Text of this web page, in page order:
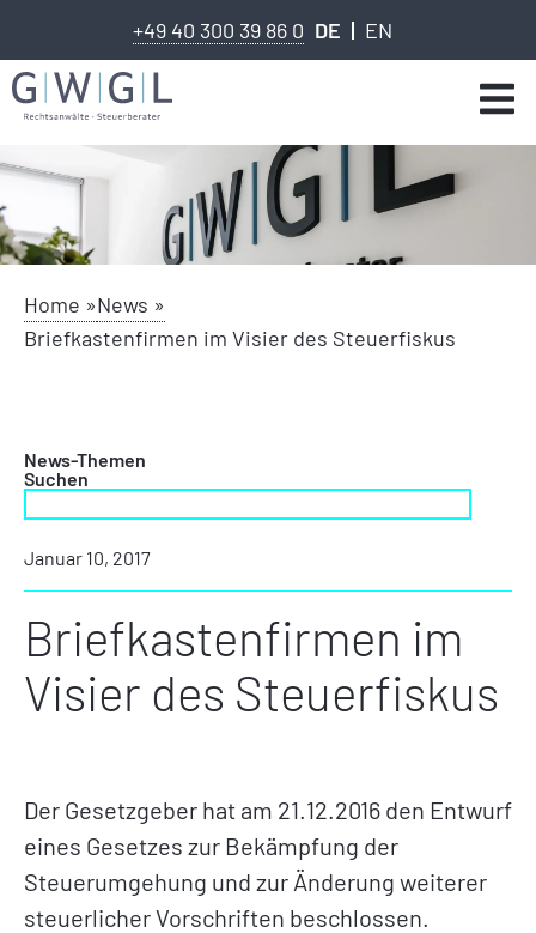
+49 40 300 39 86 0 DE EN
Home »News »
Briefkastenfirmen im Visier des Steuerfiskus
News-Themen
Suchen
Januar 10, 2017
Briefkastenfirmen im
Visier des Steuerfiskus
Der Gesetzgeber hat am 21.12.2016 den Entwurf
eines Gesetzes zur Bekämpfung der
Steuerumgehung und zur Änderung weiterer
steuerlicher Vorschriften beschlossen.